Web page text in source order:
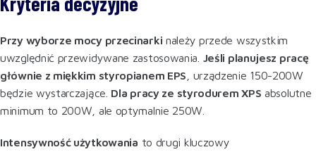
Przy wyborze mocy przecinarki należy przede wszystkim
uwzględnić przewidywane zastosowania. Jeśli planujesz pracę
głównie z miękkim styropianem EPS , urządzenie 150-200W
będzie wystarczające. Dla pracy ze styrodurem XPS absolutne
minimum to 200W, ale optymalnie 250W.
Intensywność użytkowania to drugi kluczowy